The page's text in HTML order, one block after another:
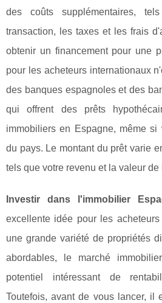
des coûts supplémentaires,
transaction, les taxes et les frais
obtenir un financement pour une
pour les acheteurs internationaux
des banques espagnoles et des
qui offrent des prêts
immobiliers en Espagne, même
du pays. Le montant du prêt varie
tels que votre revenu et la valeur de
Investir dans l'immobilier
excellente idée pour les
une grande variété de propriétés
abordables, le marché
potentiel intéressant de
Toutefois, avant de vous lancer, il